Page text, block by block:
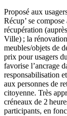
Proposé aux
Récup’ se
récupération
Ville) ; la
meubles/objets de
prix pour usagers
favorise l’ancrage
responsabilisation
aux personnes de
citoyenne. Très
créneaux de 2
participants, en